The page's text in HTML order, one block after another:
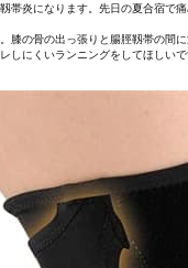
帯炎になります。先日の夏合宿で
膝の骨の出っ張りと腸脛靱帯の間
しにくいランニングをしてほしい